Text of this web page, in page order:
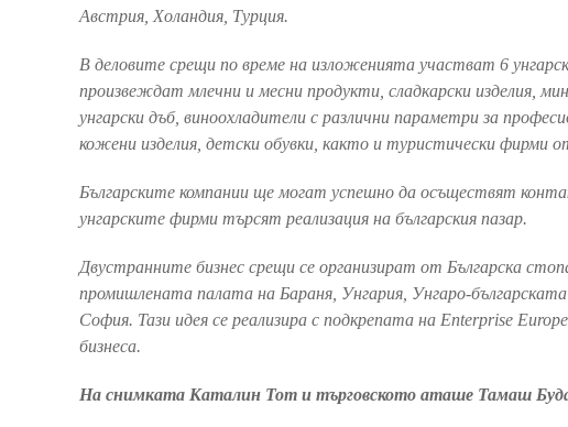
Австрия, Холандия, Турция.
В деловите срещи по време на изложенията участват 6
произвеждат млечни и месни продукти, сладкарски изделия,
унгарски дъб, виноохладители с различни параметри за
кожени изделия, детски обувки, както и туристически фирми
Българските компании ще могат успешно да осъществят
унгарските фирми търсят реализация на българския пазар.
Двустранните бизнес срещи се организират от Българска
промишлената палата на Бараня, Унгария, Унгаро-
София. Тази идея се реализира с подкрепата на Enterprise
бизнеса.
На снимката Каталин Тот и търговското аташе Тамаш